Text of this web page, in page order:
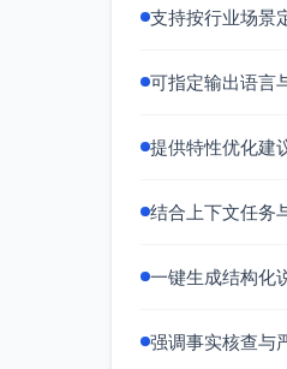
反事实与
五、常见陷
时间与标
过度拟合
六、落地建
对每
支持按行业场景
可指定输出语言
提供特性优化建
结合上下文任务
一键生成结构化
强调事实核查与